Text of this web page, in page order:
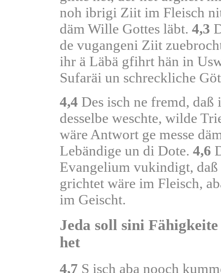
noh ibrigi Ziit im Fleisch
däm Wille Gottes läbt. 4,3
de vugangeni Ziit
ihr ä Läbä gfihrt hän in
Sufaräi un schreckliche
4,4 Des isch ne fremd,
desselbe weschte, wilde
wäre Antwort ge messe
Lebändige un di Dote. 4,6
Evangelium vukindigt,
grichtet wäre im Fleisch,
im Geischt.
Jeda soll sini
het
4,7 S isch aba nooch